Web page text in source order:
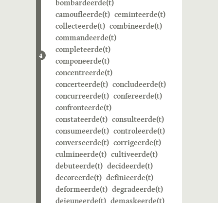
4
bombardeerde(t)
camoufleerde(t) ceminteerde(t)
collecteerde(t) combineerde(t)
commandeerde(t)
completeerde(t)
componeerde(t)
concentreerde(t)
concerteerde(t) concludeerde(t)
concurreerde(t) confereerde(t)
confronteerde(t)
constateerde(t) consulteerde(t)
consumeerde(t) controleerde(t)
converseerde(t) corrigeerde(t)
culmineerde(t) cultiveerde(t)
debuteerde(t) decideerde(t)
decoreerde(t) definieerde(t)
deformeerde(t) degradeerde(t)